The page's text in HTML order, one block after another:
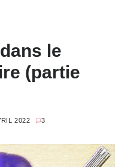
le
(partie
2022 3